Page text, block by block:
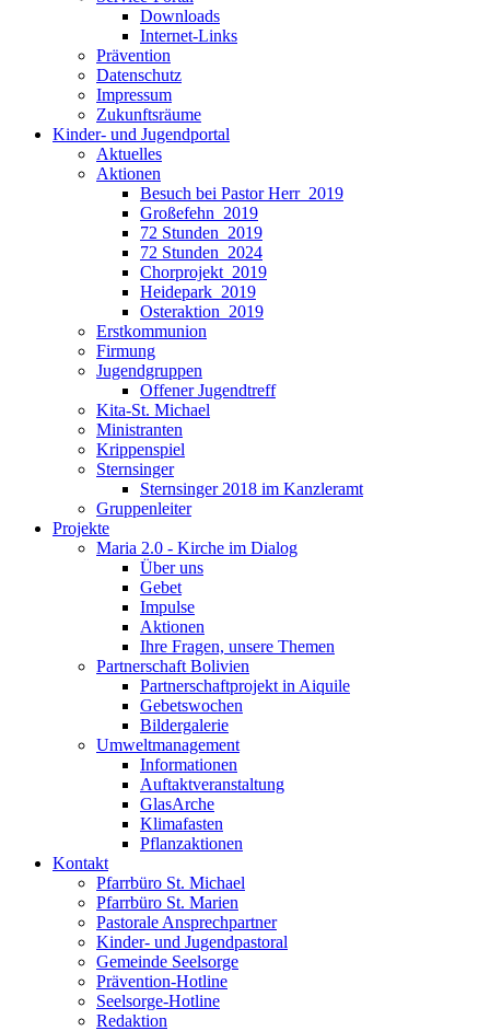
Downloads
Internet-Links
Prävention
Datenschutz
Impressum
Zukunftsräume
Kinder- und Jugendportal
Aktuelles
Aktionen
Besuch bei Pastor Herr_2019
Großefehn_2019
72 Stunden_2019
72 Stunden_2024
Chorprojekt_2019
Heidepark_2019
Osteraktion_2019
Erstkommunion
Firmung
Jugendgruppen
Offener Jugendtreff
Kita-St. Michael
Ministranten
Krippenspiel
Sternsinger
Sternsinger 2018 im Kanzleramt
Gruppenleiter
Projekte
Maria 2.0 - Kirche im Dialog
Über uns
Gebet
Impulse
Aktionen
Ihre Fragen, unsere Themen
Partnerschaft Bolivien
Partnerschaftprojekt in Aiquile
Gebetswochen
Bildergalerie
Umweltmanagement
Informationen
Auftaktveranstaltung
GlasArche
Klimafasten
Pflanzaktionen
Kontakt
Pfarrbüro St. Michael
Pfarrbüro St. Marien
Pastorale Ansprechpartner
Kinder- und Jugendpastoral
Gemeinde Seelsorge
Prävention-Hotline
Seelsorge-Hotline
Redaktion